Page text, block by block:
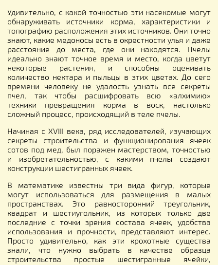
Удивительно, с какой точностью эти насекомые могут
обнаруживать источники корма, характеристики и
топографию расположения этих источников. Они точно
знают, какие медоносы есть в окрестности улья и даже
расстояние до места, где они находятся. Пчелы
идеально знают точное время и место, когда цветут
некоторые растения, и способны оценивать
количество нектара и пыльцы в этих цветах. До сего
времени человеку не удалость узнать все секреты
пчел, так чтобы расшифровать всю «алхимию»
техники превращения корма в воск, настолько
сложный процесс, происходящий в теле пчелы.
Начиная с XVIII века, ряд исследователей, изучающих
секреты строительства и функционирования ячеек
сотов под мед, был поражен мастерством, точностью
и изобретательностью, с какими пчелы создают
конструкции шестигранных ячеек.
В математике известны три вида фигур, которые
могут использоваться для размещения в малых
пространствах. Это равносторонний треугольник,
квадрат и шестиугольник, из которых только две
последние с точки зрения состава ячеек, удобства
использования и прочности, представляют интерес.
Просто удивительно, как эти крохотные существа
знали, что нужно выбрать в качестве образца
строительства простые шестигранные ячейки,